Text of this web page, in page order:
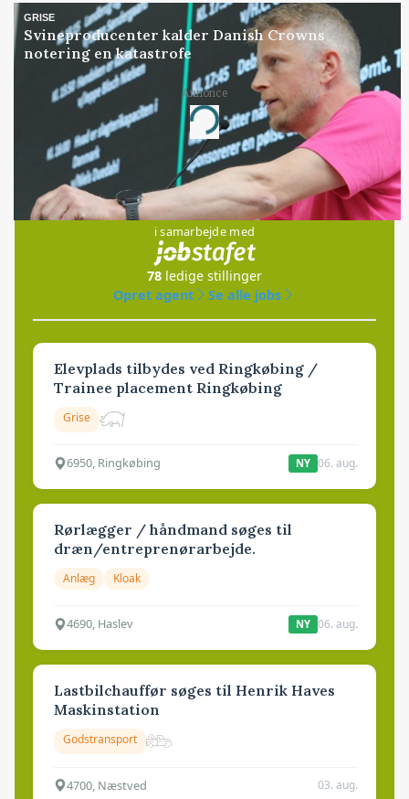
GRISE
Svineproducenter kalder Danish Crowns
notering en katastrofe
Annonce
Loading...
Jobs
i samarbejde med
78 ledige stillinger
Opret agent
Se alle jobs
Elevplads tilbydes ved Ringkøbing /
Trainee placement Ringkøbing
Grise
6950, Ringkøbing NY 06. aug.
Rørlægger / håndmand søges til
dræn/entreprenørarbejde.
Anlæg Kloak
4690, Haslev NY 06. aug.
Lastbilchauffør søges til Henrik Haves
Maskinstation
Godstransport
4700, Næstved 03. aug.